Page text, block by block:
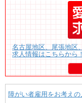
名古屋地区、尾張地区
求人情報はこちらから！
障がい者雇用をお考え